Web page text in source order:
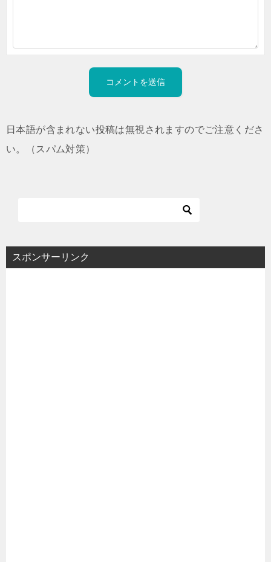
日本語が含まれない投稿は無視されますのでご注意くださ
い。（スパム対策）
スポンサーリンク